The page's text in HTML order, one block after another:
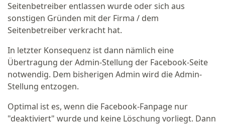
Seitenbetreiber entlassen wurde oder sich aus
sonstigen Gründen mit der Firma / dem
Seitenbetreiber verkracht hat.
In letzter Konsequenz ist dann nämlich eine
Übertragung der Admin-Stellung der Facebook-Seite
notwendig. Dem bisherigen Admin wird die Admin-
Stellung entzogen.
Optimal ist es, wenn die Facebook-Fanpage nur
"deaktiviert" wurde und keine Löschung vorliegt. Dann